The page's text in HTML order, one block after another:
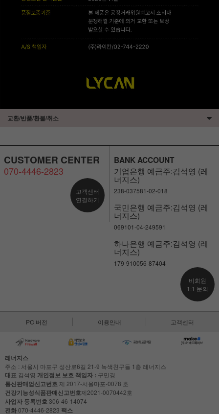
교환/반품/환불/취소
CUSTOMER CENTER
070-4446-2823
고객센터
연결하기
BANK ACCOUNT
기업은행 예금주:김석영 (레
너지스)
238-037581-02-018
국민은행 예금주:김석영 (레
너지스)
069101-04-249591
하나은행 예금주:김석영 (레
너지스)
179-910056-87404
비회원
1:1 문의
PC 버전 이용안내 고객센터
레너지스
주소 : 서울시 마포구 성산로6길 21-9 녹색친구들 1층 레너지스
대표 김석영 개인정보 보호 책임자 : 구민경
통신판매업신고번호제 2017-서울마포-0078 호
건강기능성식품판매신고번호제2021-0070442호
사업자 등록번호306-46-14074
전화070-4446-2823 팩스